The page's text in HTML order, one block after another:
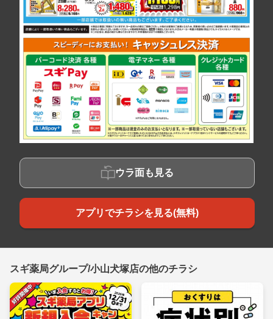
ウラ面も見る
アプリでチラシを見る(無料)
スギ薬局グループ/小山犬塚店の他のチラシ